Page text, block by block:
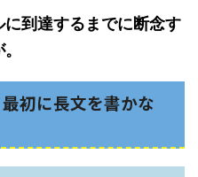
に到達するまでに断念す
初に長文を書かな